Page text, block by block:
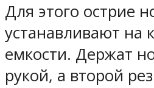
Для этого острие
устанавливают на
емкости. Держат
рукой, а второй